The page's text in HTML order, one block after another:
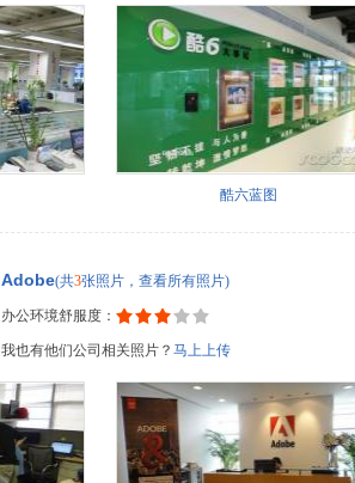
酷六蓝图
Adobe(共3张照片，查看所有照片)
办公环境舒服度：
我也有他们公司相关照片？ 马上上传